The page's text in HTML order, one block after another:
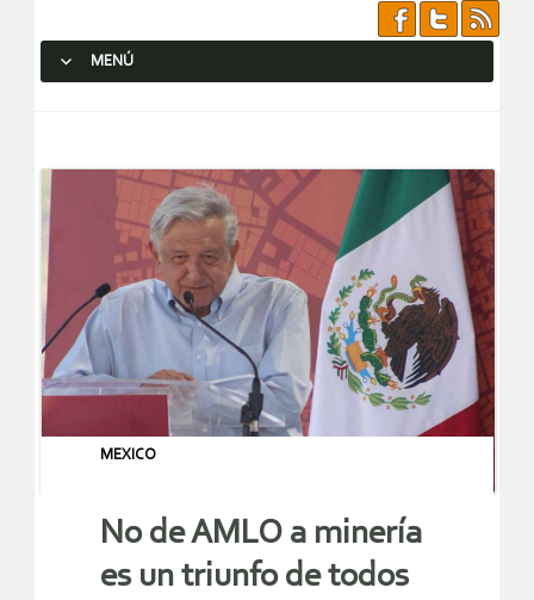
MENÚ
MEXICO
No de AMLO a minería
es un triunfo de todos